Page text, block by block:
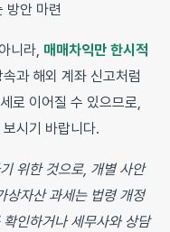
방안 마련
니라, 매매차익만 한시적
속과 해외 계좌 신고처럼
로 이어질 수 있으므로,
시기 바랍니다.
위한 것으로, 개별 사안
상자산 과세는 법령 개정
인하거나 세무사와 상담